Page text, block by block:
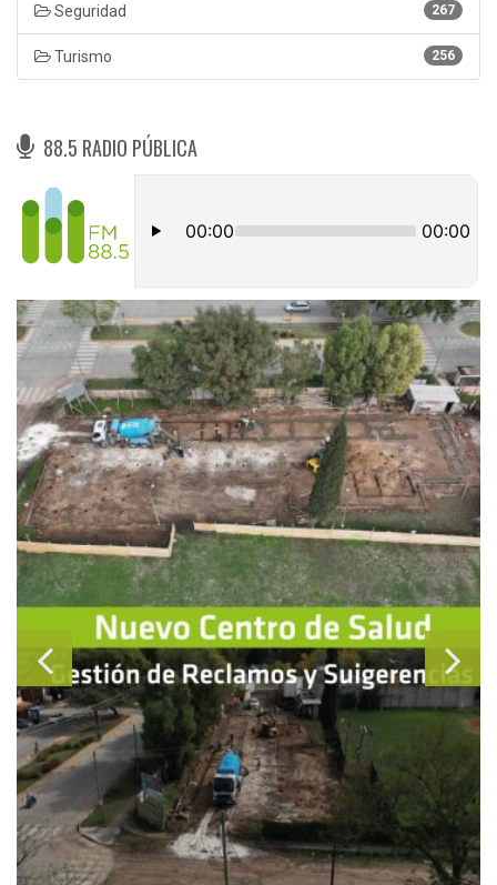
267
Seguridad
256
Turismo
88.5 RADIO PÚBLICA